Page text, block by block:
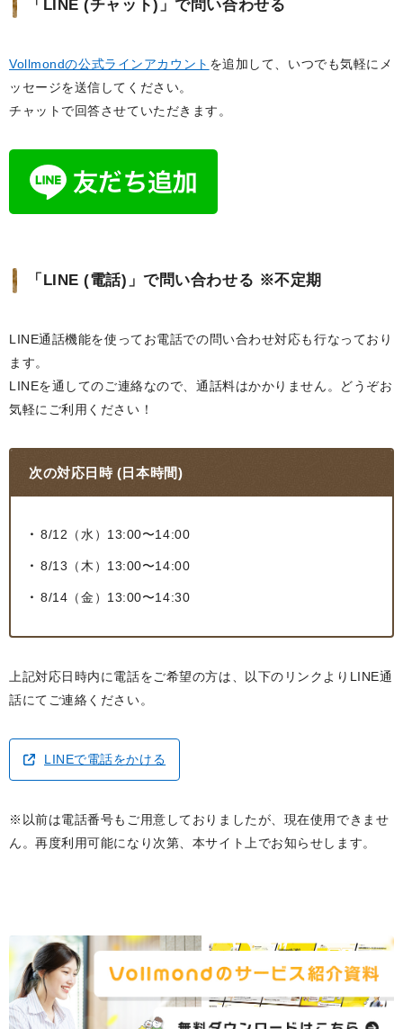
「LINE (チャット)」で問い合わせる
Vollmondの公式ラインアカウント を追加して、いつでも気軽にメ
ッセージを送信してください。
チャットで回答させていただきます。
「LINE (電話)」で問い合わせる ※不定期
LINE通話機能を使ってお電話での問い合わせ対応も行なっており
ます。
LINEを通してのご連絡なので、通話料はかかりません。どうぞお
気軽にご利用ください！
次の対応日時 (日本時間)
8/12（水）13:00〜14:00
8/13（木）13:00〜14:00
8/14（金）13:00〜14:30
上記対応日時内に電話をご希望の方は、以下のリンクよりLINE通
話にてご連絡ください。
LINEで電話をかける
※以前は電話番号もご用意しておりましたが、現在使用できませ
ん。再度利用可能になり次第、本サイト上でお知らせします。